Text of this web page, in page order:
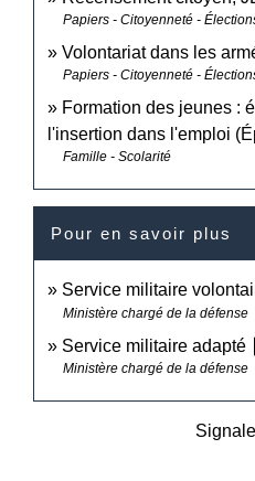
Papiers - Citoyenneté -
Volontariat dans les
Papiers - Citoyenneté -
Formation des jeunes :
l'insertion dans l'emploi
Famille - Scolarité
Pour en savoir plus
Service militaire
Ministère chargé de la défense
Service militaire adapté
Ministère chargé de la défense